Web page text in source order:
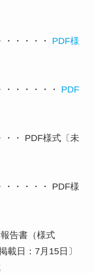
・・・・ PDF様
・・・・・ PDF
・・ PDF様式〔未
・・・・ PDF様
書（様式
載日：7月15日〕